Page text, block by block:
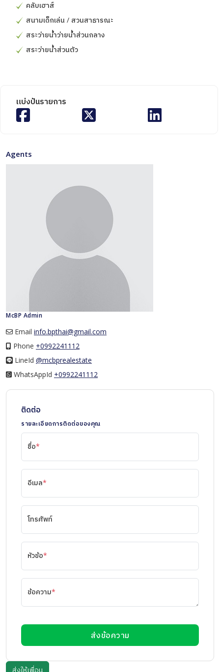
คลับเฮาส์
สนามเด็กเล่น / สวนสาธารณะ
สระว่ายน้ำว่ายน้ำส่วนกลาง
สระว่ายน้ำส่วนตัว
แบ่งปันรายการ
Agents
McBP Admin
Email info.bpthai@gmail.com
Phone +0992241112
LineId
LineId @mcbprealestate
WhatsAppId
WhatsAppId +0992241112
ติดต่อ
รายละเอียดการติดต่อของคุณ
ชื่อ*
อีเมล*
โทรศัพท์
หัวข้อ*
ข้อความ*
ส่งข้อความ